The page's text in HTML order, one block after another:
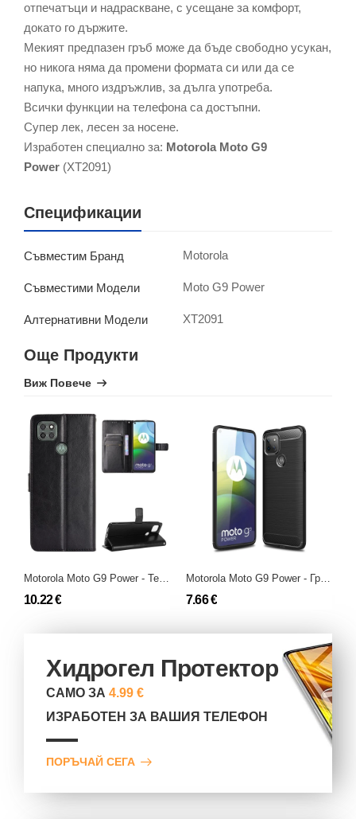
отпечатъци и надраскване, с усещане за комфорт,
докато го държите.
Мекият предпазен гръб може да бъде свободно усукан,
но никога няма да промени формата си или да се
напука, много издръжлив, за дълга употреба.
Всички функции на телефона са достъпни.
Супер лек, лесен за носене.
Изработен специално за: Motorola Moto G9
Power (XT2091)
Спецификации
Съвместим Бранд Motorola
Съвместими Модели Moto G9 Power
Алтернативни Модели XT2091
Още Продукти
Виж Повече
Motorola Moto G9 Power - Тефтер Стойка
10.22 €
Motorola Moto G9 Power - Гръб - Карбон Шарк
7.66 €
Хидрогел Протектор
САМО ЗА4.99 €
ИЗРАБОТЕН ЗА ВАШИЯ ТЕЛЕФОН
ПОРЪЧАЙ СЕГА